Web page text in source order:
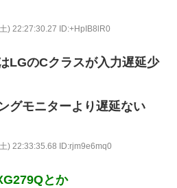
) 22:27:30.27 ID:+HpIB8lR0
LGのCクラスが入力遅延少
グモニターより遅延ない
) 22:33:35.68 ID:rjm9e6mq0
とか